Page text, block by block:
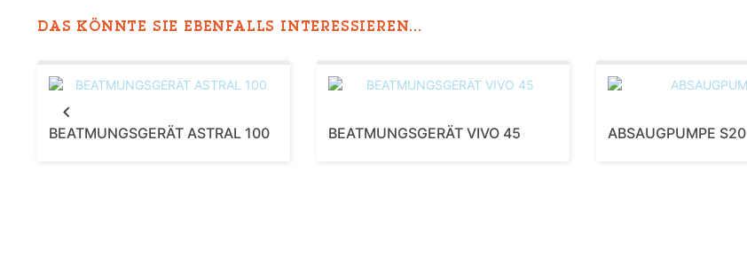
DAS KÖNNTE SIE EBENFALLS INTERESSIEREN...
BEATMUNGSGERÄT ASTRAL 100 BEATMUNGSGERÄT VIVO 45 ABSAUGPUMPE S20